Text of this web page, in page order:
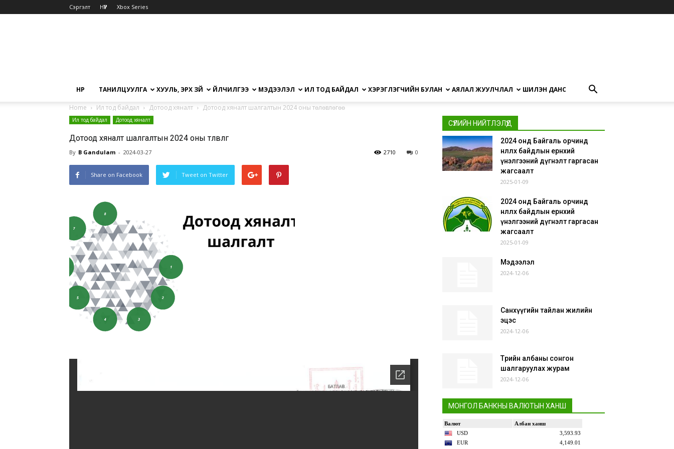
Сэргэлт НҮҮР Xbox Series
НҮҮР ТАНИЛЦУУЛГА ХУУЛЬ, ЭРХ ЗҮЙ ҮЙЛЧИЛГЭЭ МЭДЭЭЛЭЛ ИЛ ТОД БАЙДАЛ ХЭРЭГЛЭГЧИЙН БУЛАН АЯЛАЛ ЖУУЛЧЛАЛ ШИЛЭН ДАНС
Home Ил тод байдал Дотоод хяналт Дотоод хяналт шалгалтын 2024 оны төлөвлөгөө
Ил тод байдал Дотоод хяналт
Дотоод хяналт шалгалтын 2024 оны төлөвлөгөө
By B Gandulam - 2024-03-27 0
2710
Share on Facebook Tweet on Twitter
СҮҮЛИЙН НИЙТЛЭЛҮҮД
2024 онд Байгаль орчинд
нөлөөлөх байдлын ерөнхий
үнэлгээний дүгнэлт гаргасан
жагсаалт
2025-01-09
2024 онд Байгаль орчинд
нөлөөлөх байдлын ерөнхий
үнэлгээний дүгнэлт гаргасан
жагсаалт
2025-01-09
Мэдээлэл
2024-12-06
Санхүүгийн тайлан жилийн
эцэс
2024-12-06
Төрийн албаны сонгон
шалгаруулах журам
2024-12-06
МОНГОЛ БАНКНЫ ВАЛЮТЫН ХАНШ